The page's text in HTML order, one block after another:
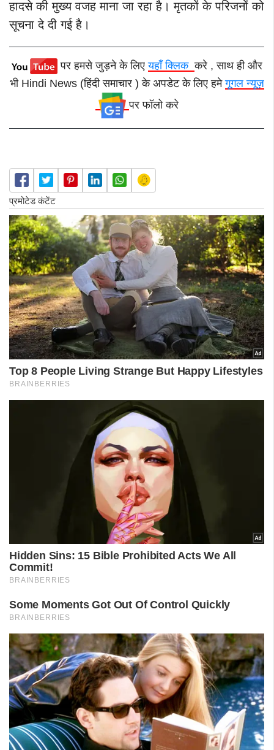
हादसे की मुख्य वजह माना जा रहा है। मृतकों के परिजनों को
सूचना दे दी गई है।
पर हमसे जुड़ने के लिएयहाँ क्लिककरे , साथ ही और
भी Hindi News (हिंदी समाचार ) के अपडेट के लिए हमेगूगल न्यूज़
पर फॉलो करे